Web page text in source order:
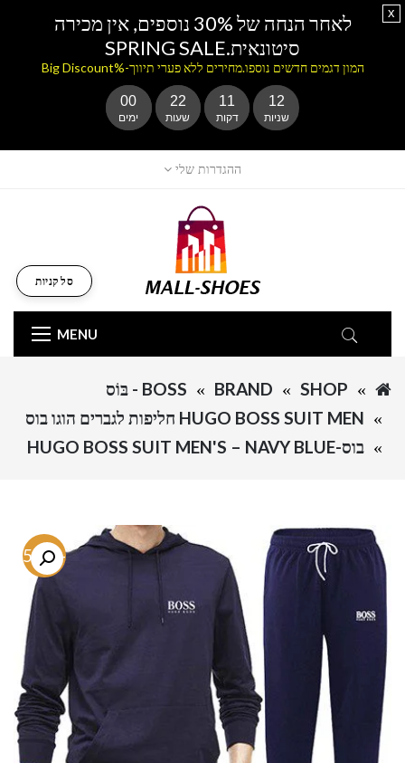
ההגדרות שלי
MENU
סל קניות
SHOP
BRAND
BOSS - בּוֹס
HUGO BOSS SUIT MEN חליפות לגברים הוגו בוס
בוס-HUGO BOSS SUIT MEN'S – NAVY BLUE
-75.1%
לאחר הנחה של 30% נוספים, אין מכירה
סיטונאית.SPRING SALE
המון דגמים חדשים נוספו.מחירים ללא פערי תיווך-%Big Discount
00
ימים
22
שעות
11
דקות
11
שניות
x